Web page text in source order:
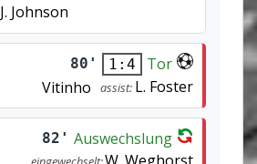
J. Johnson
80' 1:4
Tor
Vitinho
assist: L. Foster
82' Auswechslung
W. Weghorst